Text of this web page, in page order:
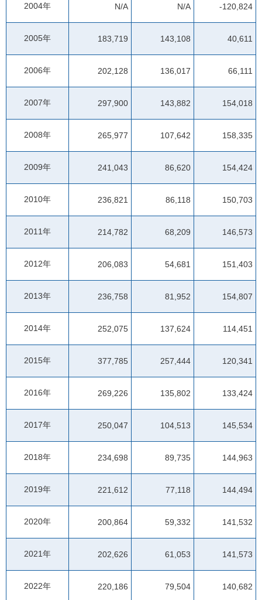
2004年 N/A N/A -120,824
2005年 183,719 143,108 40,611
2006年 202,128 136,017 66,111
2007年 297,900 143,882 154,018
2008年 265,977 107,642 158,335
2009年 241,043 86,620 154,424
2010年 236,821 86,118 150,703
2011年 214,782 68,209 146,573
2012年 206,083 54,681 151,403
2013年 236,758 81,952 154,807
2014年 252,075 137,624 114,451
2015年 377,785 257,444 120,341
2016年 269,226 135,802 133,424
2017年 250,047 104,513 145,534
2018年 234,698 89,735 144,963
2019年 221,612 77,118 144,494
2020年 200,864 59,332 141,532
2021年 202,626 61,053 141,573
2022年 220,186 79,504 140,682